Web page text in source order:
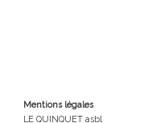
Mentions légales
LE QUINQUET asbl